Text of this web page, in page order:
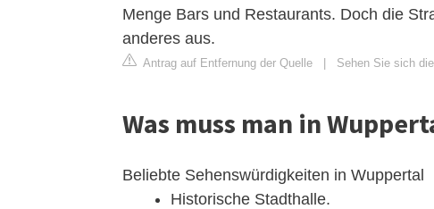
Menge Bars und Restaurants. Doch die
anderes aus.
Antrag auf Entfernung der Quelle Sehen Sie sich
Was muss man in
Beliebte Sehenswürdigkeiten in Wuppertal
Historische Stadthalle.